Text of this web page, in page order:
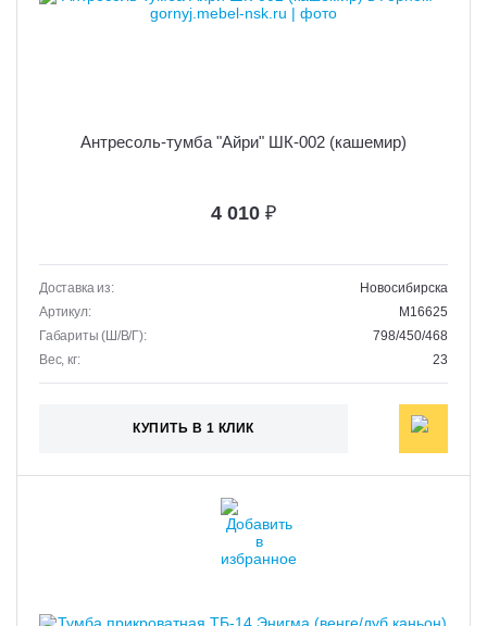
Антресоль-тумба "Айри" ШК-002 (кашемир)
4 010 ₽
Доставка из:
Новосибирска
Артикул:
M16625
Габариты (Ш/В/Г):
798/450/468
Вес, кг:
23
КУПИТЬ В 1 КЛИК